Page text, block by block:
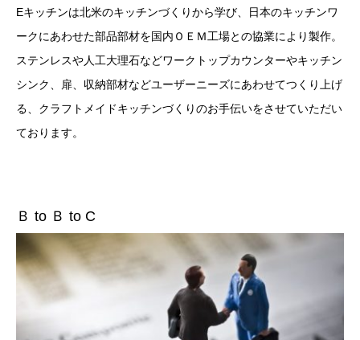
Eキッチンは北米のキッチンづくりから学び、日本のキッチンワ
ークにあわせた部品部材を国内ＯＥＭ工場との協業により製作。
ステンレスや人工大理石などワークトップカウンターやキッチン
シンク、扉、収納部材などユーザーニーズにあわせてつくり上げ
る、クラフトメイドキッチンづくりのお手伝いをさせていただい
ております。
Ｂ to Ｂ to C